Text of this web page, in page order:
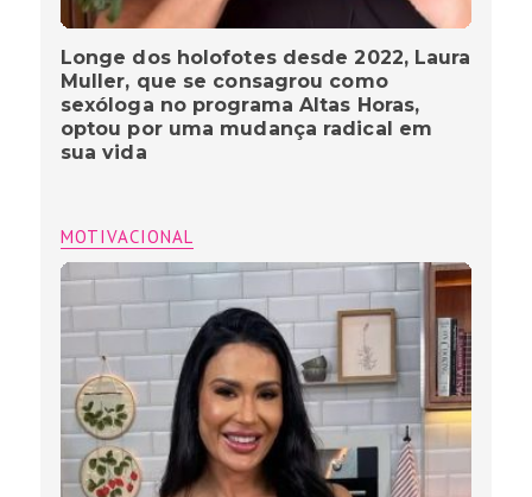
Longe dos holofotes desde 2022, Laura
Muller, que se consagrou como
sexóloga no programa Altas Horas,
optou por uma mudança radical em
sua vida
MOTIVACIONAL